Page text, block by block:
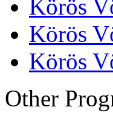
Körös
Körös
Körös
Other